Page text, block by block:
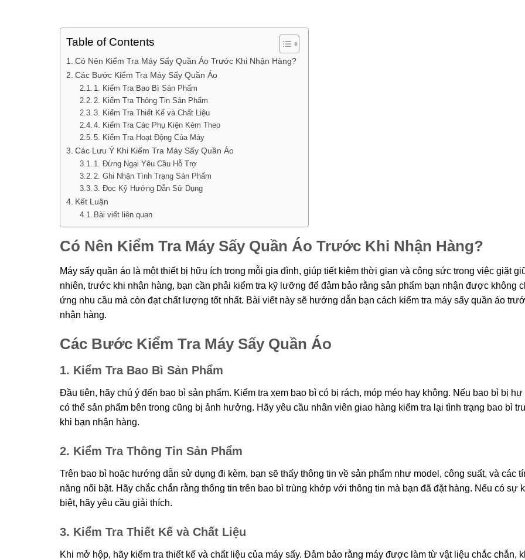
Table of Contents
Có Nên Kiểm Tra Máy Sấy Quần Áo Trước Khi Nhận Hàng?
Các Bước Kiểm Tra Máy Sấy Quần Áo
1. Kiểm Tra Bao Bì Sản Phẩm
2. Kiểm Tra Thông Tin Sản Phẩm
3. Kiểm Tra Thiết Kế và Chất Liệu
4. Kiểm Tra Các Phụ Kiện Kèm Theo
5. Kiểm Tra Hoạt Động Của Máy
Các Lưu Ý Khi Kiểm Tra Máy Sấy Quần Áo
1. Đừng Ngại Yêu Cầu Hỗ Trợ
2. Ghi Nhận Tình Trạng Sản Phẩm
3. Đọc Kỹ Hướng Dẫn Sử Dụng
Kết Luận
Bài viết liên quan
Có Nên Kiểm Tra Máy Sấy Quần Áo Trước Khi Nhận Hàng?
Máy sấy quần áo là một thiết bị hữu ích trong mỗi gia đình, giúp tiết kiệm thời gian và công sức trong việc giặt
nhiên, trước khi nhận hàng, bạn cần phải kiểm tra kỹ lưỡng để đảm bảo rằng sản phẩm bạn nhận được không
ứng nhu cầu mà còn đạt chất lượng tốt nhất. Bài viết này sẽ hướng dẫn bạn cách kiểm tra máy sấy quần áo
nhận hàng.
Các Bước Kiểm Tra Máy Sấy Quần Áo
1. Kiểm Tra Bao Bì Sản Phẩm
Đầu tiên, hãy chú ý đến bao bì sản phẩm. Kiểm tra xem bao bì có bị rách, móp méo hay không. Nếu bao bì bị hư
có thể sản phẩm bên trong cũng bị ảnh hưởng. Hãy yêu cầu nhân viên giao hàng kiểm tra lại tình trạng bao bì
khi bạn nhận hàng.
2. Kiểm Tra Thông Tin Sản Phẩm
Trên bao bì hoặc hướng dẫn sử dụng đi kèm, bạn sẽ thấy thông tin về sản phẩm như model, công suất, và các
năng nổi bật. Hãy chắc chắn rằng thông tin trên bao bì trùng khớp với thông tin mà bạn đã đặt hàng. Nếu có sự
biệt, hãy yêu cầu giải thích.
3. Kiểm Tra Thiết Kế và Chất Liệu
Khi mở hộp, hãy kiểm tra thiết kế và chất liệu của máy sấy. Đảm bảo rằng máy được làm từ vật liệu chắc chắn,